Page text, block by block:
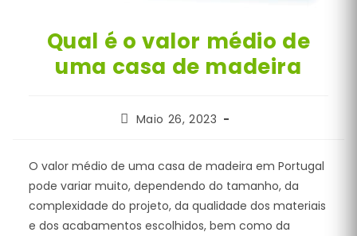
Qual é o valor médio de
uma casa de madeira
PostMaio 26, 2023
O valor médio de uma casa de madeira em Portugal
pode variar muito, dependendo do tamanho, da
complexidade do projeto, da qualidade dos materiais
e dos acabamentos escolhidos, bem como da